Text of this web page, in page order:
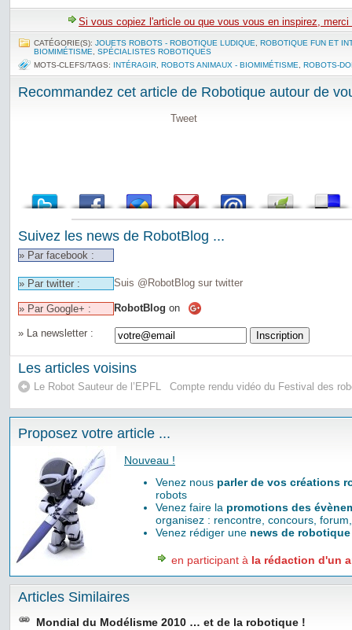
Si vous copiez l'article ou que vous vous en inspirez,
CATÉGORIE(S): JOUETS ROBOTS - ROBOTIQUE LUDIQUE
ROBOTIQUE FUN ET
BIOMIMÉTISME
SPÉCIALISTES ROBOTIQUES
MOTS-CLEFS/TAGS: INTÉRAGIR ROBOTS ANIMAUX - BIOMIMÉTISME ROBOTS-
Recommandez cet article de Robotique autour de
Tweet
Suivez les news de RobotBlog ...
» Par facebook :
» Par twitter : Suis @RobotBlog sur twitter
» Par Google+ : RobotBlog on
» La newsletter :
Les articles voisins
Le Robot Sauteur de l’EPFL Compte rendu vidéo du Festival des
Proposez votre article ...
Nouveau !
Venez nous parler de vos créations
robots
Venez faire la promotions des
organisez : rencontre, concours,
Venez rédiger une news de robotique
en participant à la rédaction d'un
Articles Similaires
Mondial du Modélisme 2010 … et de la robotique !